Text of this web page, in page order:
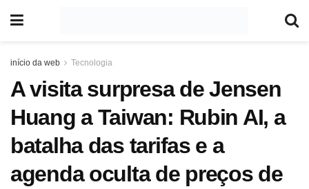
início da web Tecnologia
A visita surpresa de Jensen
Huang a Taiwan: Rubin AI, a
batalha das tarifas e a
agenda oculta de preços de